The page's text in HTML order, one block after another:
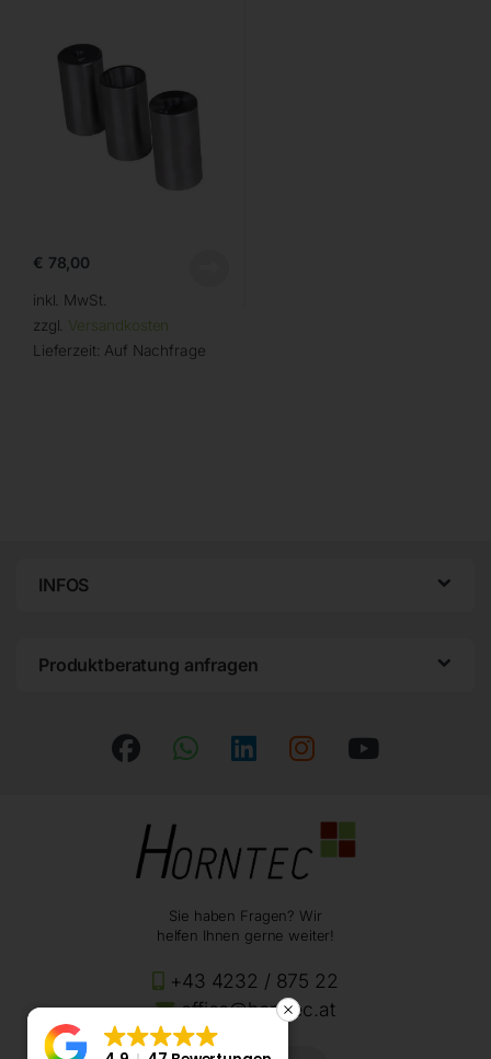
€ 78,00
inkl. MwSt.
zzgl. Versandkosten
Lieferzeit: Auf Nachfrage
INFOS
Produktberatung anfragen
Sie haben Fragen? Wir
helfen Ihnen gerne weiter!
+43 4232 / 875 22
office@horntec.at